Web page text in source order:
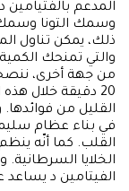
المدعم
وسمك التونا وسمك
ذلك، يمكن تناول
والتي تمنحك
من جهة أخرى،
20 دقيقة خلال
القليل من فوائدها.
في بناء عظام
القلب. كما أنّه
الخلايا
الفيتامين د